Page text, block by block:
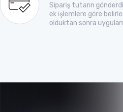
Sipariş tutarın
ek işlemlere göre
olduktan sonra